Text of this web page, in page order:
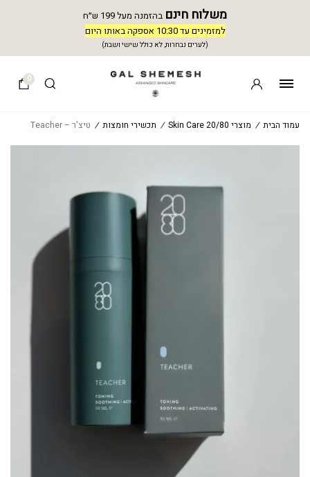
משלוח חינם בהזמנה מעל 199 ש״ח
למזמינים עד 10:30 אספקה באותו היום
(לערים נבחרות, לא כולל שישי ושבת)
0
עמוד הבית / מוצרי 20/80 Skin Care / תכשירי חומצות / טיצ'ר – Teacher